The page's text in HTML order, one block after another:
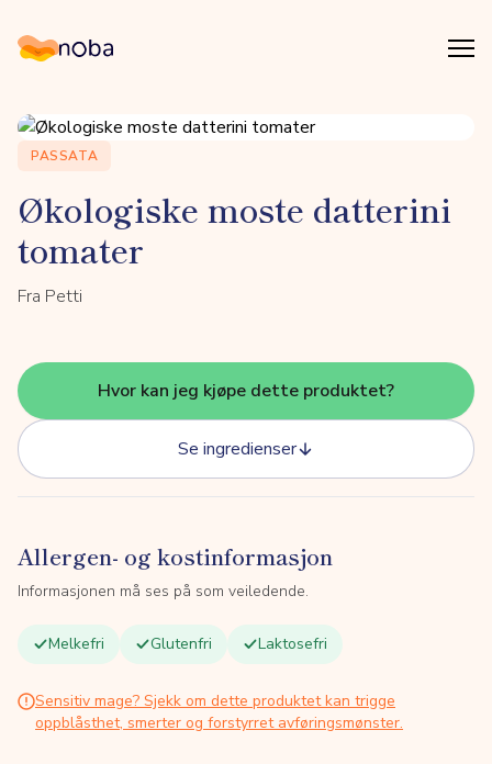
Noba
PASSATA
Økologiske moste datterini
tomater
Fra Petti
Hvor kan jeg kjøpe dette produktet?
Se ingredienser
Allergen- og kostinformasjon
Informasjonen må ses på som veiledende.
Melkefri Glutenfri Laktosefri
Sensitiv mage? Sjekk om dette produktet kan trigge
oppblåsthet, smerter og forstyrret avføringsmønster.